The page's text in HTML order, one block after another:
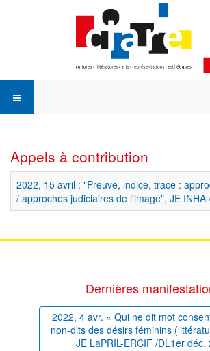
Appels à contribution
2022, 15 avril : "Preuve, indice, trace :
/ approches judiciaires de l'image", JE INHA
Dernières
2022, 4 avr. « Qui ne dit mot
non-dits des désirs féminins
JE LaPRIL-ERCIF /DL1er déc.